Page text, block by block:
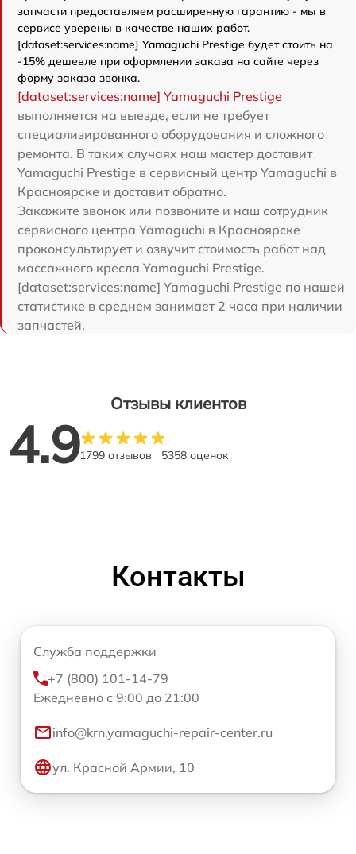
запчасти предоставляем расширенную гарантию - мы в
сервисе уверены в качестве наших работ.
[dataset:services:name] Yamaguchi Prestige будет стоить на
-15% дешевле при оформлении заказа на сайте через
форму заказа звонка.
[dataset:services:name] Yamaguchi Prestige
выполняется на выезде, если не требует
специализированного оборудования и сложного
ремонта. В таких случаях наш мастер доставит
Yamaguchi Prestige в сервисный центр Yamaguchi в
Красноярске и доставит обратно.
Закажите звонок или позвоните и наш сотрудник
сервисного центра Yamaguchi в Красноярске
проконсультирует и озвучит стоимость работ над
массажного кресла Yamaguchi Prestige.
[dataset:services:name] Yamaguchi Prestige по нашей
статистике в среднем занимает 2 часа при наличии
запчастей.
Отзывы клиентов
4.91799 отзывов 5358 оценок
Контакты
Служба поддержки
+7 (800) 101-14-79
Ежедневно с 9:00 до 21:00
info@krn.yamaguchi-repair-center.ru
ул. Красной Армии, 10